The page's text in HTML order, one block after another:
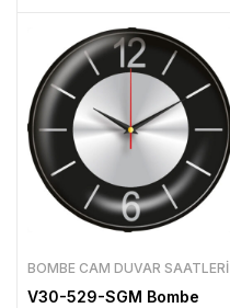
BOMBE CAM DUVAR SAATLERI
V30-529-SGM Bombe